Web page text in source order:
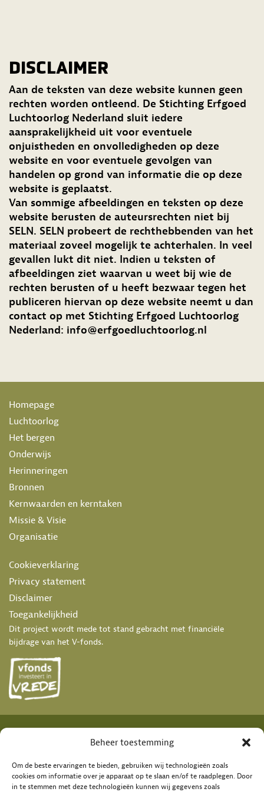
Beheer toestemming
Om de beste ervaringen te bieden, gebruiken wij technologieën zoals
cookies om informatie over je apparaat op te slaan en/of te raadplegen. Door
in te stemmen met deze technologieën kunnen wij gegevens zoals
DISCLAIMER
Aan de teksten van deze website kunnen geen
rechten worden ontleend. De Stichting Erfgoed
Luchtoorlog Nederland sluit iedere
aansprakelijkheid uit voor eventuele
onjuistheden en onvolledigheden op deze
website en voor eventuele gevolgen van
handelen op grond van informatie die op deze
website is geplaatst.
Van sommige afbeeldingen en teksten op deze
website berusten de auteursrechten niet bij
SELN. SELN probeert de rechthebbenden van het
materiaal zoveel mogelijk te achterhalen. In veel
gevallen lukt dit niet. Indien u teksten of
afbeeldingen ziet waarvan u weet bij wie de
rechten berusten of u heeft bezwaar tegen het
publiceren hiervan op deze website neemt u dan
contact op met Stichting Erfgoed Luchtoorlog
Nederland: info@erfgoedluchtoorlog.nl
Homepage
Luchtoorlog
Het bergen
Onderwijs
Herinneringen
Bronnen
Kernwaarden en kerntaken
Missie & Visie
Organisatie
Cookieverklaring
Privacy statement
Disclaimer
Toegankelijkheid
Dit project wordt mede tot stand gebracht met financiële
bijdrage van het V-fonds.